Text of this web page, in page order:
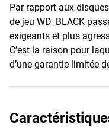
Par rapport aux
de jeu WD_BLACK
exigeants et plus
C’est la raison pour
d’une garantie limitée